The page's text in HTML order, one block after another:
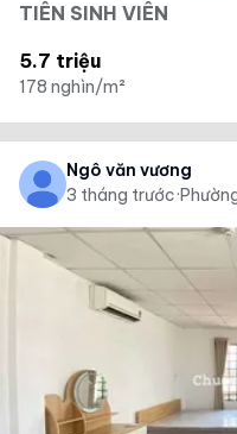
TIÊN SINH VIÊN
5.7 triệu
178 nghìn/m²
Ngô văn vương
3 tháng trước·